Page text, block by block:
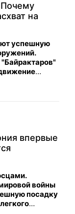
Почему
на
успешную
"Байрактаров"
впервые
войны
посадку